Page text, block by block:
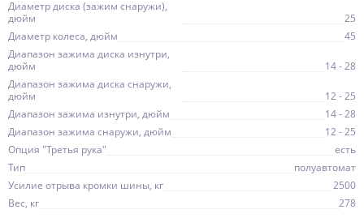
Диаметр диска (зажим снаружи),
дюйм
25
Диаметр колеса, дюйм
45
Диапазон зажима диска изнутри,
дюйм
14 - 28
Диапазон зажима диска снаружи,
дюйм
12 - 25
Диапазон зажима изнутри, дюйм
14 - 28
Диапазон зажима снаружи, дюйм
12 - 25
Опция "Третья рука"
есть
Тип
полуавтомат
Усилие отрыва кромки шины, кг
2500
Вес, кг
278